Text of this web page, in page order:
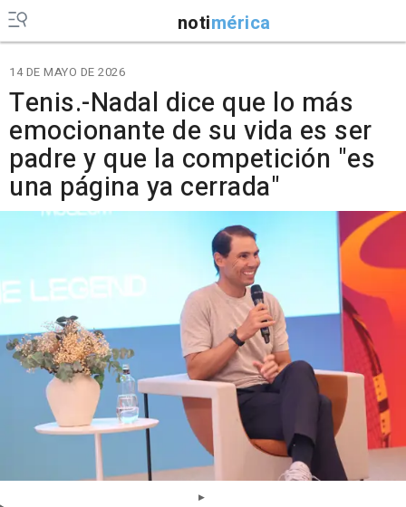
notimérica
14 DE MAYO DE 2026
Tenis.-Nadal dice que lo más
emocionante de su vida es ser
padre y que la competición "es
una página ya cerrada"